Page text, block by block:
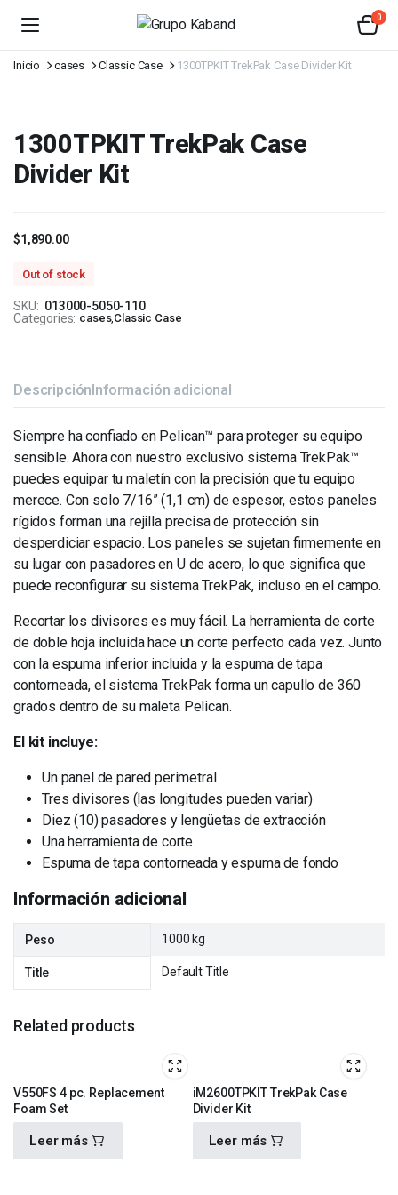
0
Inicio cases Classic Case 1300TPKIT TrekPak Case Divider Kit
1300TPKIT TrekPak Case
Divider Kit
$1,890.00
Out of stock
SKU: 013000-5050-110
Categories: cases,Classic Case
DescripciónInformación adicional
Siempre ha confiado en Pelican™ para proteger su equipo
sensible. Ahora con nuestro exclusivo sistema TrekPak™
puedes equipar tu maletín con la precisión que tu equipo
merece. Con solo 7/16” (1,1 cm) de espesor, estos paneles
rígidos forman una rejilla precisa de protección sin
desperdiciar espacio. Los paneles se sujetan firmemente en
su lugar con pasadores en U de acero, lo que significa que
puede reconfigurar su sistema TrekPak, incluso en el campo.
Recortar los divisores es muy fácil. La herramienta de corte
de doble hoja incluida hace un corte perfecto cada vez. Junto
con la espuma inferior incluida y la espuma de tapa
contorneada, el sistema TrekPak forma un capullo de 360 ​​
grados dentro de su maleta Pelican.
El kit incluye:
Un panel de pared perimetral
Tres divisores (las longitudes pueden variar)
Diez (10) pasadores y lengüetas de extracción
Una herramienta de corte
Espuma de tapa contorneada y espuma de fondo
Información adicional
Peso 1000 kg
Title Default Title
Related products
V550FS 4 pc. Replacement
Foam Set
Leer más
iM2600TPKIT TrekPak Case
Divider Kit
Leer más